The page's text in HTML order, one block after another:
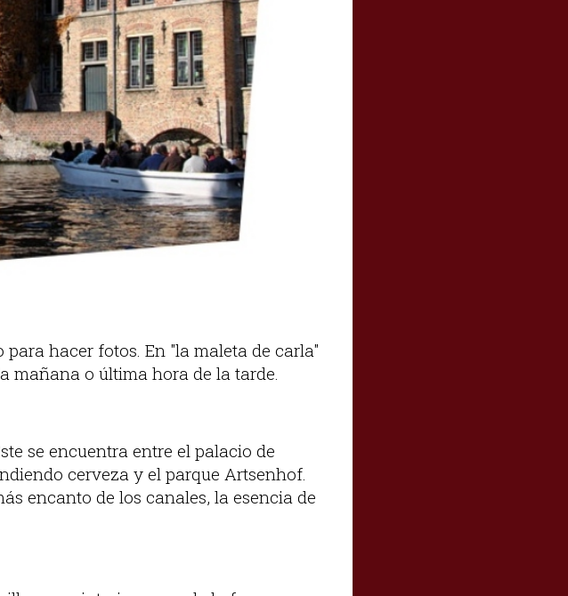
hacer fotos. En "la maleta de carla"
mañana o última hora de la tarde.
se encuentra entre el palacio de
cerveza y el parque Artsenhof.
encanto de los canales, la esencia de